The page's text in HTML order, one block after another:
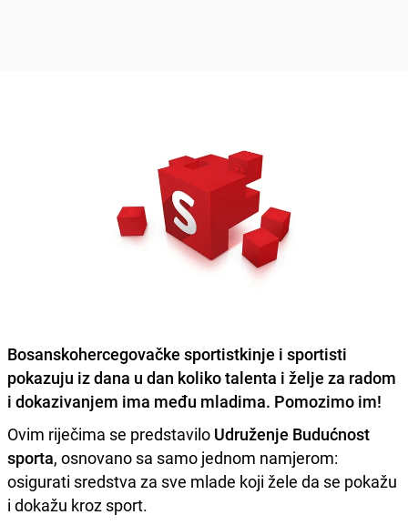
Bosanskohercegovačke sportistkinje i sportisti
pokazuju iz dana u dan koliko talenta i želje za radom
i dokazivanjem ima među mladima. Pomozimo im!
Ovim riječima se predstavilo Udruženje Budućnost
sporta, osnovano sa samo jednom namjerom:
osigurati sredstva za sve mlade koji žele da se pokažu
i dokažu kroz sport.